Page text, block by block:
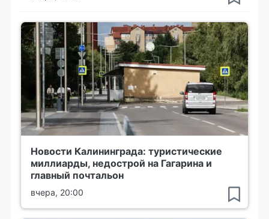
Новости Калининграда: туристические
миллиарды, недострой на Гагарина и
главный почтальон
вчера, 20:00